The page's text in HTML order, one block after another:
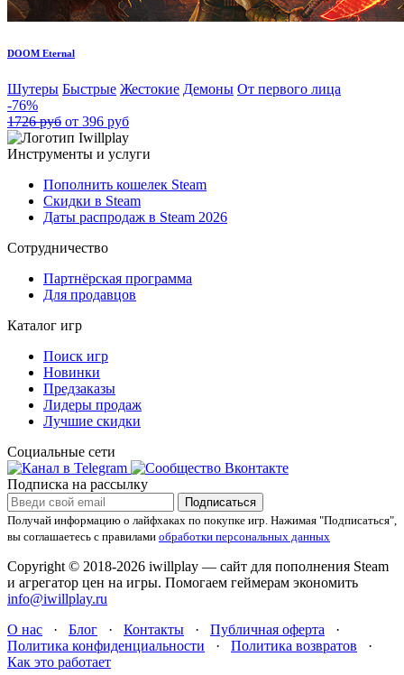
DOOM Eternal
Шутеры Быстрые Жестокие Демоны От первого лица
-76%
1726 руб от 396 руб
Инструменты и услуги
Пополнить кошелек Steam
Скидки в Steam
Даты распродаж в Steam 2026
Сотрудничество
Партнёрская программа
Для продавцов
Каталог игр
Поиск игр
Новинки
Предзаказы
Лидеры продаж
Лучшие скидки
Социальные сети
Подписка на рассылку
Подписаться
Получай информацию о лайфхаках по покупке игр. Нажимая "Подписаться",
вы соглашаетесь с правилами обработки персональных данных
Copyright © 2018-2026 iwillplay — сайт для пополнения Steam
и агрегатор цен на игры. Помогаем геймерам экономить
info@iwillplay.ru
О нас · Блог · Контакты · Публичная оферта ·
Политика конфиденциальности · Политика возвратов ·
Как это работает